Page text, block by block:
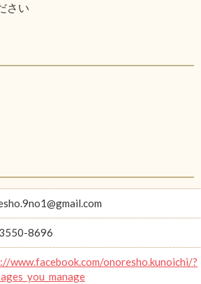
さい
8696
www.facebook.com/onoresho.kunoichi/?